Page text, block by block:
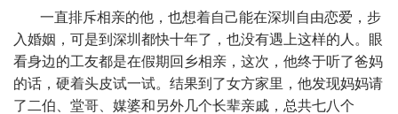
一直排斥相亲的他，也想着自己能在深圳自由恋爱，步
入婚姻，可是到深圳都快十年了，也没有遇上这样的人。眼
看身边的工友都是在假期回乡相亲，这次，他终于听了爸妈
的话，硬着头皮试一试。结果到了女方家里，他发现妈妈请
了二伯、堂哥、媒婆和另外几个长辈亲戚，总共七八个